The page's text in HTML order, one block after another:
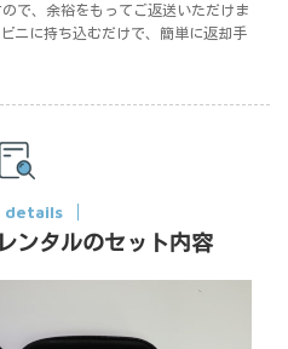
で、余裕をもってご返送いただけま
ニに持ち込むだけで、簡単に返却手
details
ンタルのセット内容